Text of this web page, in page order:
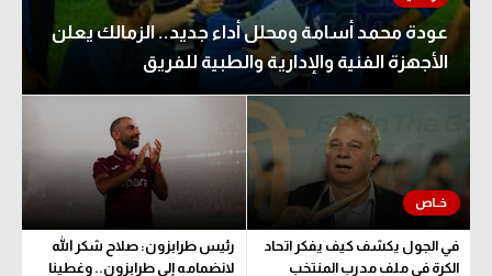
عودة محمد أسامة ومحلل أداء جديد.. الزمالك يعلن
الأجهزة الفنية والإدارية والطبية للفريق
في الجول يكشف كيف يفكر اتحاد
الكرة في ملف مدرب المنتخب
رئيس طرابزون: صلاح شكر الله
لانضمامه إلى طرابزون.. وغطينا